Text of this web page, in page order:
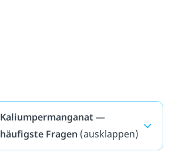
Kaliumpermanganat —
häufigste Fragen (ausklappen)